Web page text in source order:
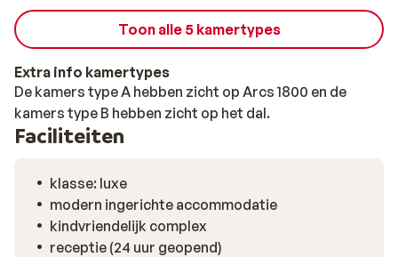
Toon alle 5 kamertypes
Extra info kamertypes
De kamers type A hebben zicht op Arcs 1800 en de
kamers type B hebben zicht op het dal.
Faciliteiten
klasse: luxe
modern ingerichte accommodatie
kindvriendelijk complex
receptie (24 uur geopend)